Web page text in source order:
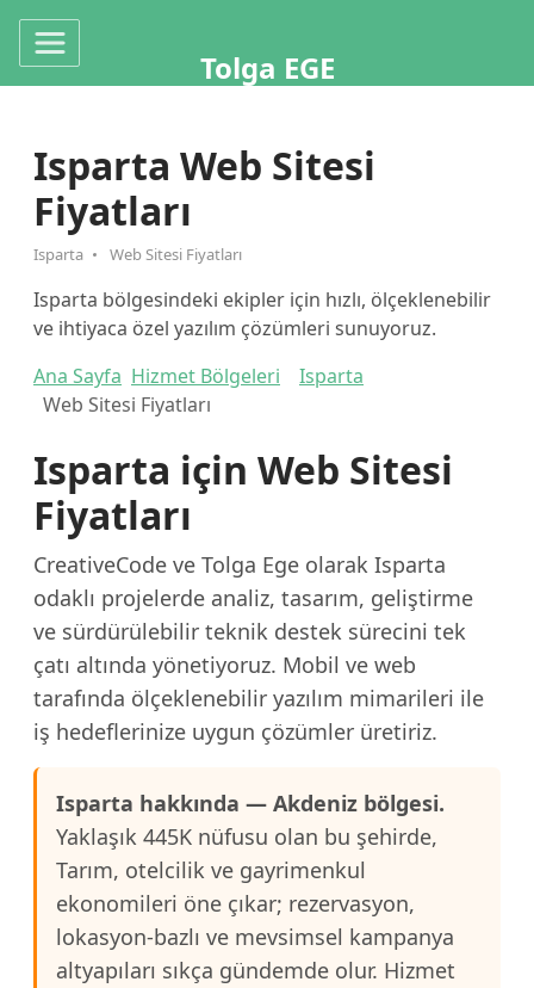
Tolga EGE
Isparta Web Sitesi
Fiyatları
Isparta Web Sitesi Fiyatları
Isparta bölgesindeki ekipler için hızlı, ölçeklenebilir
ve ihtiyaca özel yazılım çözümleri sunuyoruz.
Ana Sayfa Hizmet Bölgeleri
Isparta
Web Sitesi Fiyatları
Isparta için Web Sitesi
Fiyatları
CreativeCode ve Tolga Ege olarak Isparta
odaklı projelerde analiz, tasarım, geliştirme
ve sürdürülebilir teknik destek sürecini tek
çatı altında yönetiyoruz. Mobil ve web
tarafında ölçeklenebilir yazılım mimarileri ile
iş hedeflerinize uygun çözümler üretiriz.
Isparta hakkında — Akdeniz bölgesi.
Yaklaşık 445K nüfusu olan bu şehirde,
Tarım, otelcilik ve gayrimenkul
ekonomileri öne çıkar; rezervasyon,
lokasyon-bazlı ve mevsimsel kampanya
altyapıları sıkça gündemde olur. Hizmet